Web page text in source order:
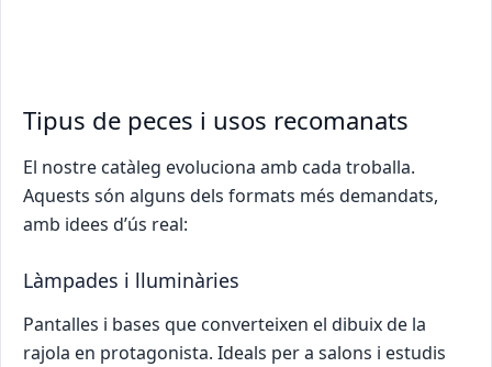
Tipus de peces i usos recomanats
El nostre catàleg evoluciona amb cada troballa.
Aquests són alguns dels formats més demandats,
amb idees d’ús real:
Làmpades i lluminàries
Pantalles i bases que converteixen el dibuix de la
rajola en protagonista. Ideals per a salons i estudis